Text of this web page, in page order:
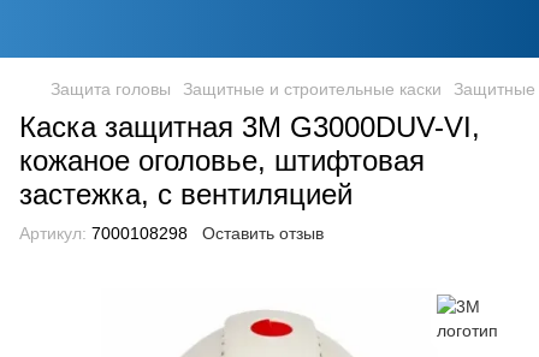
Защита головы Защитные и строительные каски Защитные
Каска защитная 3М G3000DUV-VI,
кожаное оголовье, штифтовая
застежка, с вентиляцией
Артикул: 7000108298 Оставить отзыв